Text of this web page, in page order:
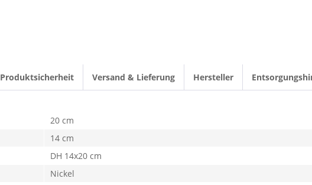
Produktsicherheit Versand & Lieferung Hersteller
20 cm
14 cm
DH 14x20 cm
Nickel